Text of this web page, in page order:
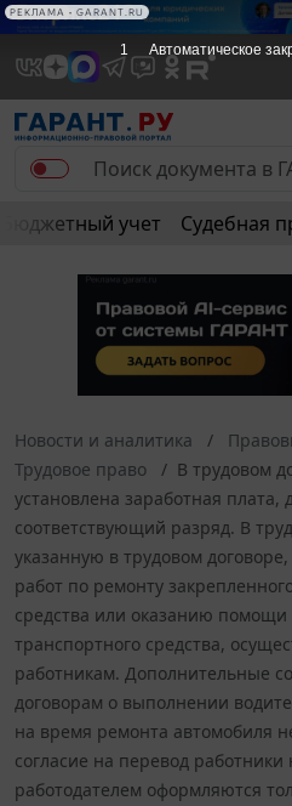
РЕКЛАМА
Бюджетный учет Судебная
Новости и аналитика
Трудовое право
В трудовом
установлена заработная плата,
соответствующий разряд. В
указанную в трудовом
работ по ремонту
средства или оказанию помощи
транспортного средства,
работникам. Дополнительные
договорам о выполнении
на время ремонта автомобиля
согласие на перевод
работодателем оформляются
1 Автоматическое
РЕКЛАМА • GARANT.RU